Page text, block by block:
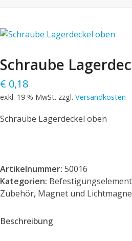
Schraube
€ 0,18
exkl. 19 % MwSt. zzgl. Versandkosten
Schraube Lagerdeckel oben
Artikelnummer: 50016
Kategorien:
Zubehör, Magnet und
Beschreibung